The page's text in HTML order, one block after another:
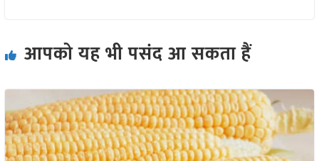
आपको यह भी पसंद आ सकता हैं